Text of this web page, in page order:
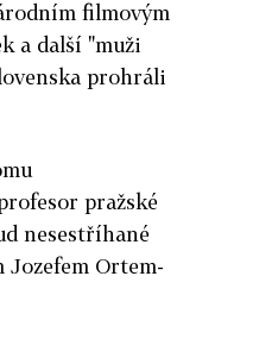
filmovým
a další "muži
prohráli
pražské
nesestříhané
Ortem-